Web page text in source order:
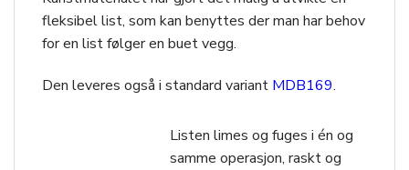
fleksibel list, som kan benyttes der man har behov
for en list følger en buet vegg.
Den leveres også i standard variant MDB169.
Listen limes og fuges i én og
samme operasjon, raskt og